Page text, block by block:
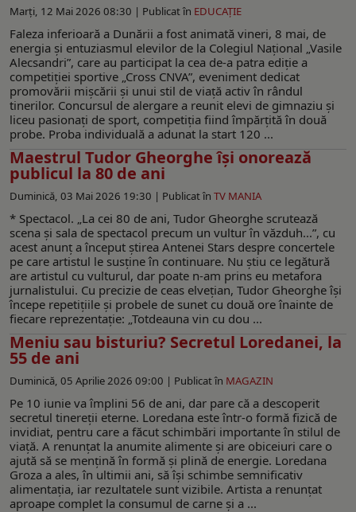
Marți, 12 Mai 2026 08:30 | Publicat în EDUCAŢIE
Faleza inferioară a Dunării a fost animată vineri, 8 mai, de
energia și entuziasmul elevilor de la Colegiul Național „Vasile
Alecsandri”, care au participat la cea de-a patra ediție a
competiției sportive „Cross CNVA”, eveniment dedicat
promovării mișcării și unui stil de viață activ în rândul
tinerilor. Concursul de alergare a reunit elevi de gimnaziu și
liceu pasionați de sport, competiția fiind împărțită în două
probe. Proba individuală a adunat la start 120 ...
Maestrul Tudor Gheorghe își onorează
publicul la 80 de ani
Duminică, 03 Mai 2026 19:30 | Publicat în TV MANIA
* Spectacol. „La cei 80 de ani, Tudor Gheorghe scrutează
scena și sala de spectacol precum un vultur în văzduh...”, cu
acest anunț a început știrea Antenei Stars despre concertele
pe care artistul le susține în continuare. Nu știu ce legătură
are artistul cu vulturul, dar poate n-am prins eu metafora
jurnalistului. Cu precizie de ceas elvețian, Tudor Gheorghe își
începe repetițiile și probele de sunet cu două ore înainte de
fiecare reprezentație: „Totdeauna vin cu dou ...
Meniu sau bisturiu? Secretul Loredanei, la
55 de ani
Duminică, 05 Aprilie 2026 09:00 | Publicat în MAGAZIN
Pe 10 iunie va împlini 56 de ani, dar pare că a descoperit
secretul tinereții eterne. Loredana este într-o formă fizică de
invidiat, pentru care a făcut schimbări importante în stilul de
viață. A renunțat la anumite alimente și are obiceiuri care o
ajută să se mențină în formă și plină de energie. Loredana
Groza a ales, în ultimii ani, să își schimbe semnificativ
alimentația, iar rezultatele sunt vizibile. Artista a renunțat
aproape complet la consumul de carne și a ...